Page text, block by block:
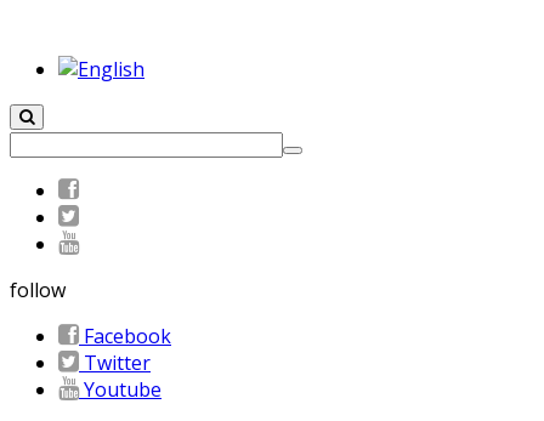
follow
Facebook
Twitter
Youtube